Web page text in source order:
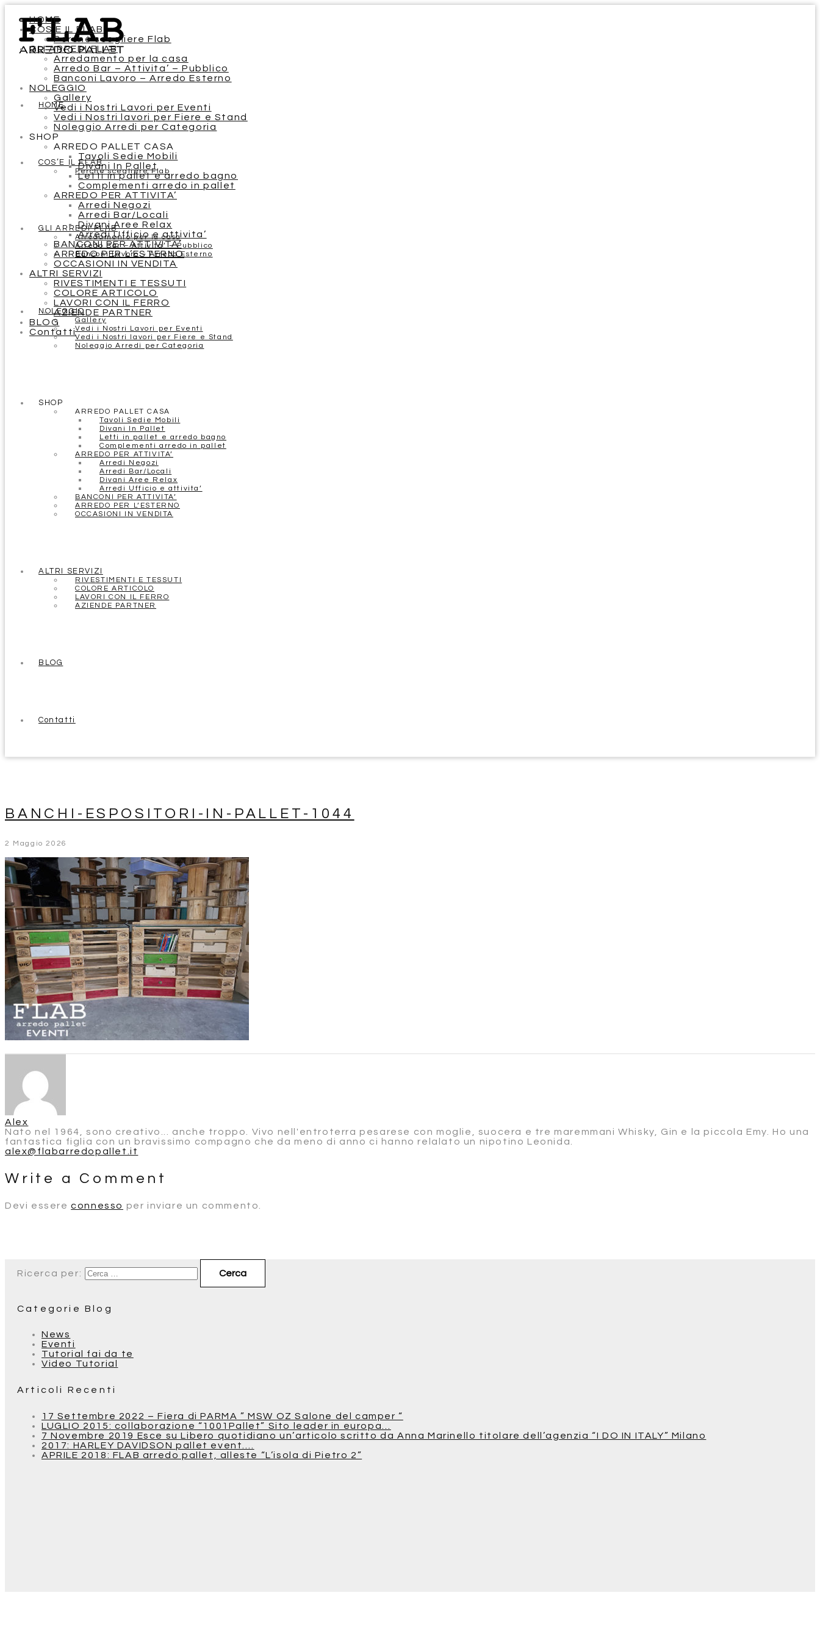
HOME
COS’E IL FLAB
Perchè scegliere Flab
GLI ARREDI FLAB
Arredamento per la casa
Arredo Bar – Attivita’ – Pubblico
Banconi Lavoro – Arredo Esterno
NOLEGGIO
Gallery
Vedi i Nostri Lavori per Eventi
Vedi i Nostri lavori per Fiere e Stand
Noleggio Arredi per Categoria
SHOP
ARREDO PALLET CASA
Tavoli Sedie Mobili
Divani In Pallet
Letti in pallet e arredo bagno
Complementi arredo in pallet
ARREDO PER ATTIVITA’
Arredi Negozi
Arredi Bar/Locali
Divani Aree Relax
Arredi Ufficio e attivita’
BANCONI PER ATTIVITA’
ARREDO PER L’ESTERNO
OCCASIONI IN VENDITA
ALTRI SERVIZI
RIVESTIMENTI E TESSUTI
COLORE ARTICOLO
LAVORI CON IL FERRO
AZIENDE PARTNER
BLOG
Contatti
HOME
COS’E IL FLAB
Perchè scegliere Flab
GLI ARREDI FLAB
Arredamento per la casa
Arredo Bar – Attivita’ – Pubblico
Banconi Lavoro – Arredo Esterno
NOLEGGIO
Gallery
Vedi i Nostri Lavori per Eventi
Vedi i Nostri lavori per Fiere e Stand
Noleggio Arredi per Categoria
SHOP
ARREDO PALLET CASA
Tavoli Sedie Mobili
Divani In Pallet
Letti in pallet e arredo bagno
Complementi arredo in pallet
ARREDO PER ATTIVITA’
Arredi Negozi
Arredi Bar/Locali
Divani Aree Relax
Arredi Ufficio e attivita’
BANCONI PER ATTIVITA’
ARREDO PER L’ESTERNO
OCCASIONI IN VENDITA
ALTRI SERVIZI
RIVESTIMENTI E TESSUTI
COLORE ARTICOLO
LAVORI CON IL FERRO
AZIENDE PARTNER
BLOG
Contatti
BANCHI-ESPOSITORI-IN-PALLET-1044
2 Maggio 2026
Alex
Nato nel 1964, sono creativo... anche troppo. Vivo nell'entroterra pesarese con moglie, suocera e tre maremmani Whisky, Gin e la piccola Emy. Ho una
fantastica figlia con un bravissimo compagno che da meno di anno ci hanno relalato un nipotino Leonida.
alex@flabarredopallet.it
Write a Comment
Devi essereconnesso per inviare un commento.
Ricerca per:
Categorie Blog
News
Eventi
Tutorial fai da te
Video Tutorial
Articoli Recenti
17 Settembre 2022 – Fiera di PARMA ” MSW OZ Salone del camper “
LUGLIO 2015: collaborazione “1001Pallet” Sito leader in europa…
7 Novembre 2019 Esce su Libero quotidiano un’articolo scritto da Anna Marinello titolare dell’agenzia “I DO IN ITALY” Milano
2017: HARLEY DAVIDSON pallet event….
APRILE 2018: FLAB arredo pallet, alleste “L’isola di Pietro 2”